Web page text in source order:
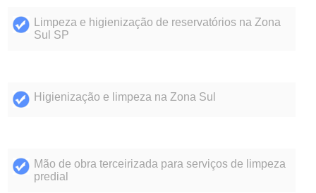
Limpeza e higienização de reservatórios na Zona
Sul SP
Higienização e limpeza na Zona Sul
Mão de obra terceirizada para serviços de limpeza
predial